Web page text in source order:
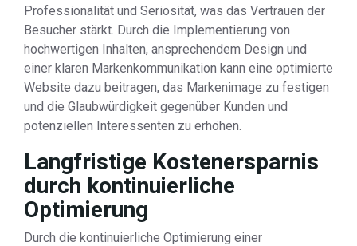
Professionalität und Seriosität, was das Vertrauen der
Besucher stärkt. Durch die Implementierung von
hochwertigen Inhalten, ansprechendem Design und
einer klaren Markenkommunikation kann eine optimierte
Website dazu beitragen, das Markenimage zu festigen
und die Glaubwürdigkeit gegenüber Kunden und
potenziellen Interessenten zu erhöhen.
Langfristige Kostenersparnis
durch kontinuierliche
Optimierung
Durch die kontinuierliche Optimierung einer